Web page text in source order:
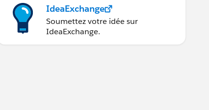
IdeaExchange
Soumettez votre idée sur
IdeaExchange.